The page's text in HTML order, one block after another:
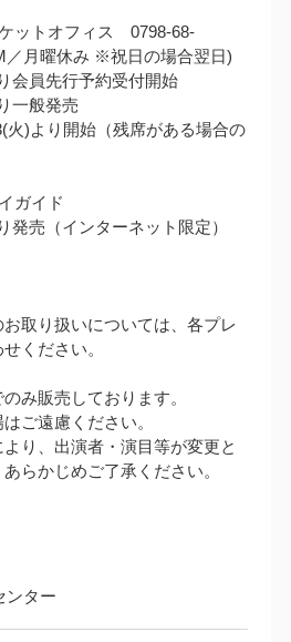
ットオフィス 0798-68-
／月曜休み ※祝日の場合翌日)
会員先行予約受付開始
一般発売
)より開始（残席がある場合の
ガイド
売（インターネット限定）
取り扱いについては、各プレ
ください。
み販売しております。
ご遠慮ください。
り、出演者・演目等が変更と
らかじめご了承ください。
ンター